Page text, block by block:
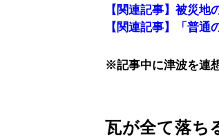
【関連記事】被災
【関連記事】「普
※記事中に津波を連
瓦が全て落ち